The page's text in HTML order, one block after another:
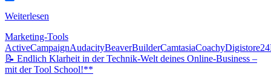
Weiterlesen
Marketing-Tools
ActiveCampaignAudacityBeaverBuilderCamtasiaCoachyDigistore24
📝 Endlich Klarheit in der Technik-Welt deines Online-Business –
mit der Tool School!**